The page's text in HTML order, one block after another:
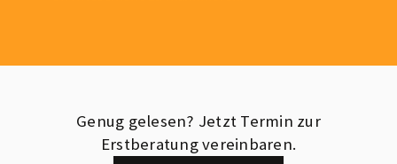
Genug gelesen? Jetzt Termin zur
Erstberatung vereinbaren.